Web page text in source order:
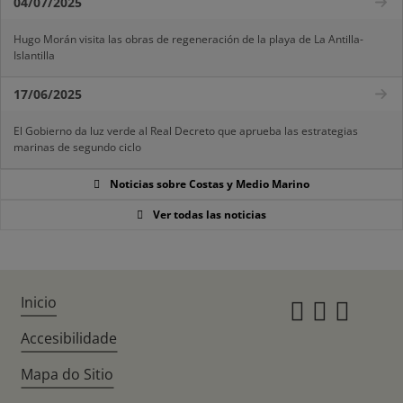
Hugo Morán visita las obras de regeneración de la playa de La Antilla-
Islantilla
17/06/2025
El Gobierno da luz verde al Real Decreto que aprueba las estrategias
marinas de segundo ciclo
Noticias sobre Costas y Medio Marino
Ver todas las noticias
Inicio
Accesibilidade
Mapa do Sitio